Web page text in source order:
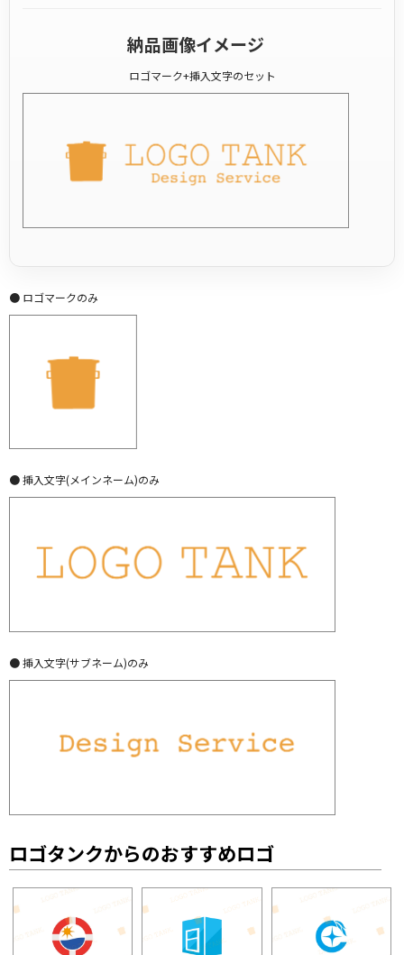
納品画像イメージ
ロゴマーク+挿入文字のセット
● ロゴマークのみ
● 挿入文字(メインネーム)のみ
● 挿入文字(サブネーム)のみ
ロゴタンクからのおすすめロゴ